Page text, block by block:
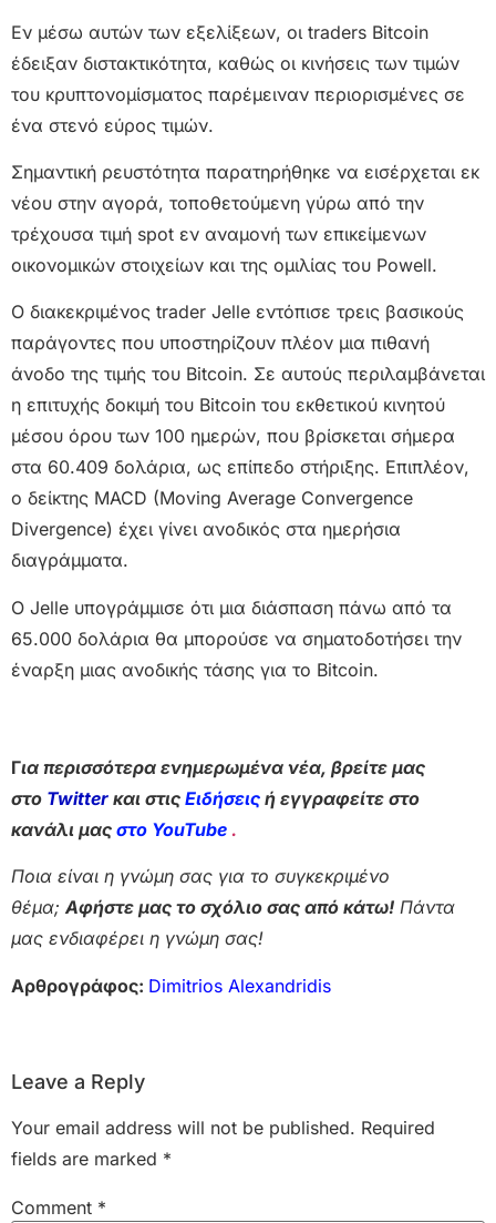
Εν μέσω αυτών των εξελίξεων, οι traders Bitcoin
έδειξαν διστακτικότητα, καθώς οι κινήσεις των τιμών
του κρυπτονομίσματος παρέμειναν περιορισμένες σε
ένα στενό εύρος τιμών.
Σημαντική ρευστότητα παρατηρήθηκε να εισέρχεται εκ
νέου στην αγορά, τοποθετούμενη γύρω από την
τρέχουσα τιμή spot εν αναμονή των επικείμενων
οικονομικών στοιχείων και της ομιλίας του Powell.
Ο διακεκριμένος trader Jelle εντόπισε τρεις βασικούς
παράγοντες που υποστηρίζουν πλέον μια πιθανή
άνοδο της τιμής του Bitcoin. Σε αυτούς περιλαμβάνεται
η επιτυχής δοκιμή του Bitcoin του εκθετικού κινητού
μέσου όρου των 100 ημερών, που βρίσκεται σήμερα
στα 60.409 δολάρια, ως επίπεδο στήριξης. Επιπλέον,
ο δείκτης MACD (Moving Average Convergence
Divergence) έχει γίνει ανοδικός στα ημερήσια
διαγράμματα.
Ο Jelle υπογράμμισε ότι μια διάσπαση πάνω από τα
65.000 δολάρια θα μπορούσε να σηματοδοτήσει την
έναρξη μιας ανοδικής τάσης για το Bitcoin.
Για περισσότερα ενημερωμένα νέα, βρείτε μας
στο Twitter και στις Ειδήσεις ή εγγραφείτε στο
κανάλι μας στο YouTube .
Ποια είναι η γνώμη σας για το συγκεκριμένο
θέμα;Αφήστε μας το σχόλιο σας από κάτω! Πάντα
μας ενδιαφέρει η γνώμη σας!
Αρθρογράφος: Dimitrios Alexandridis
Leave a Reply
Your email address will not be published. Required
fields are marked *
Comment *